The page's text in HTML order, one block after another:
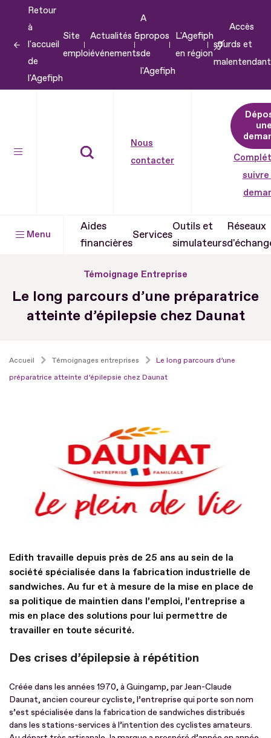
contenu
Retour
à
l'accueil
de
l'Agefiph
Site
emploi
Actualités &
événements
A
propos
de
l'Agefiph
L'Agefiph
en région
Accès
sourds et
Nous
contacter
suivre
Menu
Aides
financières
Services
Outils et
simulateurs
Réseaux
Témoignage Entreprise
Le long parcours d’une préparatrice
atteinte d’épilepsie chez Daunat
Accueil Témoignages entreprises
Le long parcours d’une
préparatrice atteinte d’épilepsie chez Daunat
Edith travaille depuis près de 25 ans au sein de la
société spécialisée dans la fabrication industrielle de
sandwiches. Au fur et à mesure de la mise en place de
sa politique de maintien dans l’emploi, l’entreprise a
mis en place des solutions pour lui permettre de
travailler en toute sécurité.
Des crises d’épilepsie à répétition
Créée dans les années 1970, à Guingamp, par Jean-Claude
Daunat, ancien coureur cycliste, l’entreprise qui porte son nom
s’est spécialisée dans la fabrication de sandwiches distribués
dans les stations-services à l’intention des cyclistes amateurs.